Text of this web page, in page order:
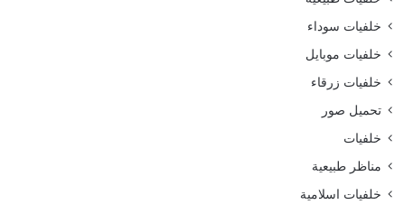
خلفيات سوداء
خلفيات موبايل
خلفيات زرقاء
تحميل صور
خلفيات
مناظر طبيعية
خلفيات اسلامية